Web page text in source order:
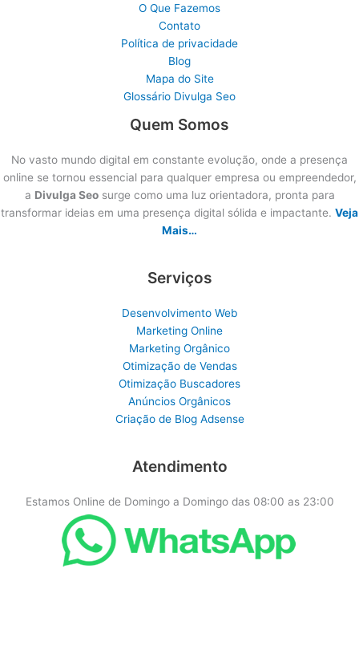
O Que Fazemos
Contato
Política de privacidade
Blog
Mapa do Site
Glossário Divulga Seo
Quem Somos
No vasto mundo digital em constante evolução, onde a presença
online se tornou essencial para qualquer empresa ou empreendedor,
a Divulga Seosurge como uma luz orientadora, pronta para
transformar ideias em uma presença digital sólida e impactante. Veja
Mais…
Serviços
Desenvolvimento Web
Marketing Online
Marketing Orgânico
Otimização de Vendas
Otimização Buscadores
Anúncios Orgânicos
Criação de Blog Adsense
Atendimento
Estamos Online de Domingo a Domingo das 08:00 as 23:00